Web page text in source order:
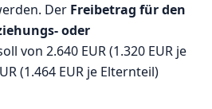
Der Freibetrag für den
oder
von 2.640 EUR (1.320 EUR je
(1.464 EUR je Elternteil)